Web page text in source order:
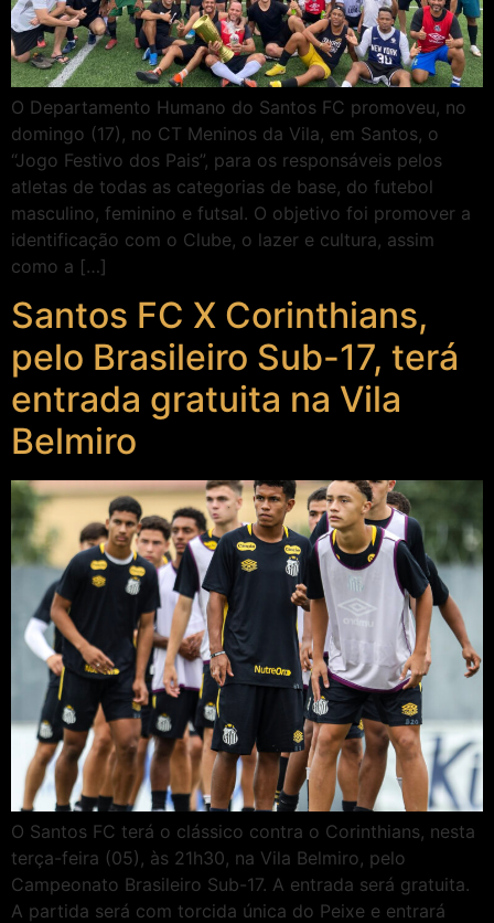
O Departamento Humano do Santos FC promoveu, no
domingo (17), no CT Meninos da Vila, em Santos, o
“Jogo Festivo dos Pais”, para os responsáveis pelos
atletas de todas as categorias de base, do futebol
masculino, feminino e futsal. O objetivo foi promover a
identificação com o Clube, o lazer e cultura, assim
como a […]
Santos FC X Corinthians,
pelo Brasileiro Sub-17, terá
entrada gratuita na Vila
Belmiro
O Santos FC terá o clássico contra o Corinthians, nesta
terça-feira (05), às 21h30, na Vila Belmiro, pelo
Campeonato Brasileiro Sub-17. A entrada será gratuita.
A partida será com torcida única do Peixe e entrará